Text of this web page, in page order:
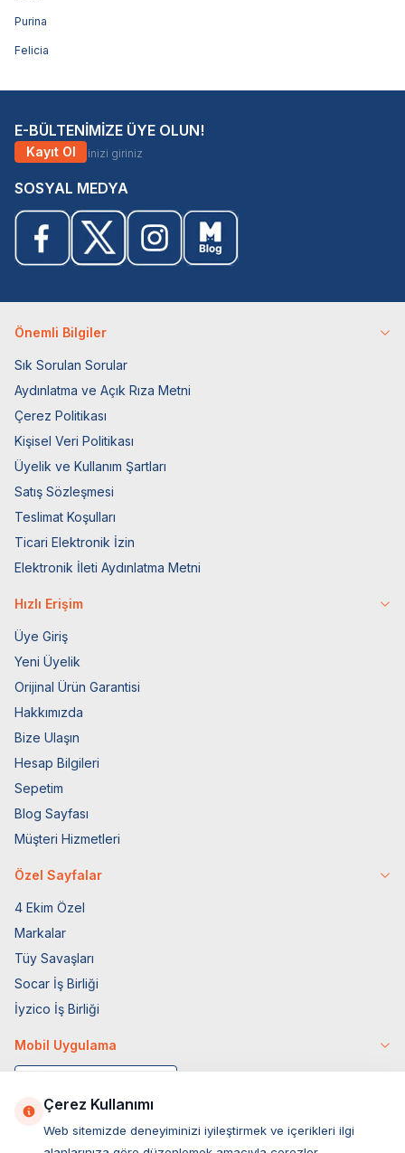
Purina
Felicia
E-BÜLTENİMİZE ÜYE OLUN!
Kayıt Ol
SOSYAL MEDYA
Önemli Bilgiler
Sık Sorulan Sorular
Aydınlatma ve Açık Rıza Metni
Çerez Politikası
Kişisel Veri Politikası
Üyelik ve Kullanım Şartları
Satış Sözleşmesi
Teslimat Koşulları
Ticari Elektronik İzin
Elektronik İleti Aydınlatma Metni
Hızlı Erişim
Üye Giriş
Yeni Üyelik
Orijinal Ürün Garantisi
Hakkımızda
Bize Ulaşın
Hesap Bilgileri
Sepetim
Blog Sayfası
Müşteri Hizmetleri
Özel Sayfalar
4 Ekim Özel
Markalar
Tüy Savaşları
Socar İş Birliği
İyzico İş Birliği
Mobil Uygulama
Çerez Kullanımı
Web sitemizde deneyiminizi iyileştirmek ve içerikleri ilgi